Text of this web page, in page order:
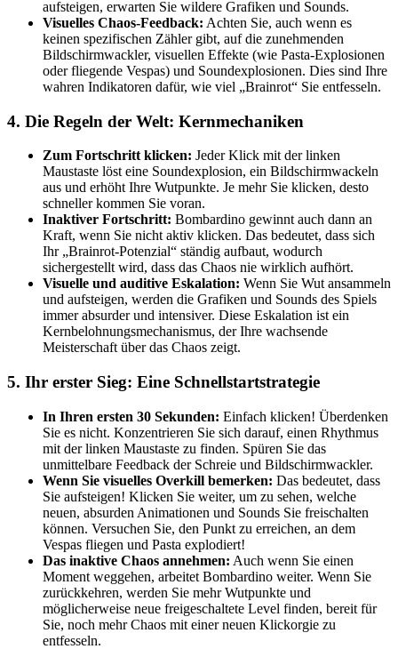
aufsteigen, erwarten Sie wildere Grafiken und Sounds.
Visuelles Chaos-Feedback: Achten Sie, auch wenn es
keinen spezifischen Zähler gibt, auf die zunehmenden
Bildschirmwackler, visuellen Effekte (wie Pasta-Explosionen
oder fliegende Vespas) und Soundexplosionen. Dies sind Ihre
wahren Indikatoren dafür, wie viel „Brainrot“ Sie entfesseln.
4. Die Regeln der Welt: Kernmechaniken
Zum Fortschritt klicken: Jeder Klick mit der linken
Maustaste löst eine Soundexplosion, ein Bildschirmwackeln
aus und erhöht Ihre Wutpunkte. Je mehr Sie klicken, desto
schneller kommen Sie voran.
Inaktiver Fortschritt: Bombardino gewinnt auch dann an
Kraft, wenn Sie nicht aktiv klicken. Das bedeutet, dass sich
Ihr „Brainrot-Potenzial“ ständig aufbaut, wodurch
sichergestellt wird, dass das Chaos nie wirklich aufhört.
Visuelle und auditive Eskalation: Wenn Sie Wut ansammeln
und aufsteigen, werden die Grafiken und Sounds des Spiels
immer absurder und intensiver. Diese Eskalation ist ein
Kernbelohnungsmechanismus, der Ihre wachsende
Meisterschaft über das Chaos zeigt.
5. Ihr erster Sieg: Eine Schnellstartstrategie
In Ihren ersten 30 Sekunden: Einfach klicken! Überdenken
Sie es nicht. Konzentrieren Sie sich darauf, einen Rhythmus
mit der linken Maustaste zu finden. Spüren Sie das
unmittelbare Feedback der Schreie und Bildschirmwackler.
Wenn Sie visuelles Overkill bemerken: Das bedeutet, dass
Sie aufsteigen! Klicken Sie weiter, um zu sehen, welche
neuen, absurden Animationen und Sounds Sie freischalten
können. Versuchen Sie, den Punkt zu erreichen, an dem
Vespas fliegen und Pasta explodiert!
Das inaktive Chaos annehmen: Auch wenn Sie einen
Moment weggehen, arbeitet Bombardino weiter. Wenn Sie
zurückkehren, werden Sie mehr Wutpunkte und
möglicherweise neue freigeschaltete Level finden, bereit für
Sie, noch mehr Chaos mit einer neuen Klickorgie zu
entfesseln.